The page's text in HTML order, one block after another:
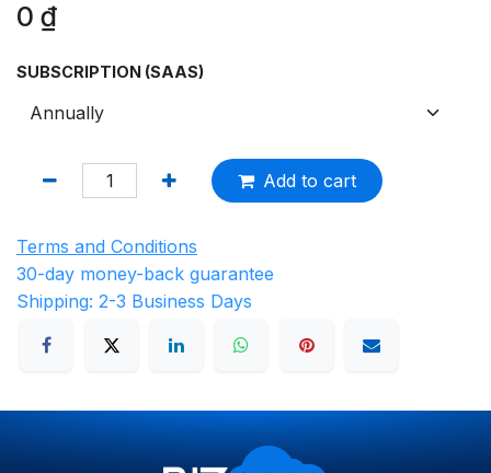
0 ₫
SUBSCRIPTION (SAAS)
Add to cart
Terms and Conditions
30-day money-back guarantee
Shipping: 2-3 Business Days